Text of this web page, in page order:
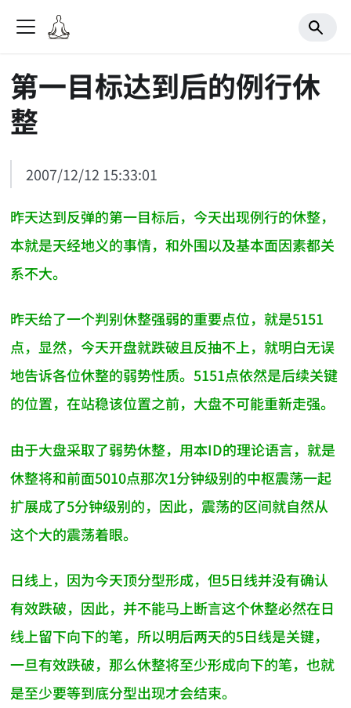
第一目标达到后的例行休
整
2007/12/12 15:33:01
昨天达到反弹的第一目标后，今天出现例行的休整，
本就是天经地义的事情，和外围以及基本面因素都关
系不大。
昨天给了一个判别休整强弱的重要点位，就是5151
点，显然，今天开盘就跌破且反抽不上，就明白无误
地告诉各位休整的弱势性质。5151点依然是后续关键
的位置，在站稳该位置之前，大盘不可能重新走强。
由于大盘采取了弱势休整，用本ID的理论语言，就是
休整将和前面5010点那次1分钟级别的中枢震荡一起
扩展成了5分钟级别的，因此，震荡的区间就自然从
这个大的震荡着眼。
日线上，因为今天顶分型形成，但5日线并没有确认
有效跌破，因此，并不能马上断言这个休整必然在日
线上留下向下的笔，所以明后两天的5日线是关键，
一旦有效跌破，那么休整将至少形成向下的笔，也就
是至少要等到底分型出现才会结束。